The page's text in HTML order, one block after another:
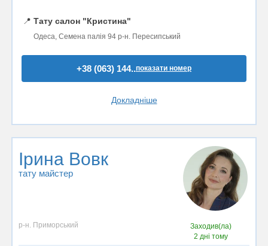
📍 Тату салон "Кристина"
Одеса, Семена палія 94 р-н. Пересипський
+38 (063) 144..показати номер
Докладніше
Ірина Вовк
тату майстер
р-н. Приморський
Заходив(ла)
2 дні тому